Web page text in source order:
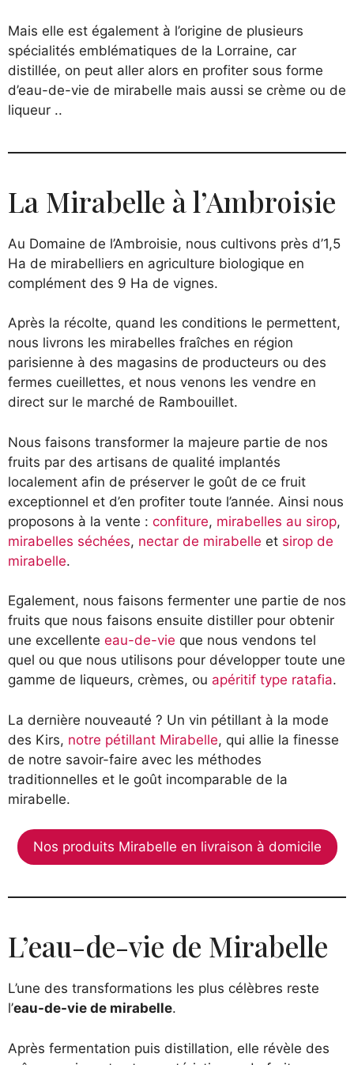
Mais elle est également à l’origine de plusieurs
spécialités emblématiques de la Lorraine, car
distillée, on peut aller alors en profiter sous forme
d’eau-de-vie de mirabelle mais aussi se crème ou de
liqueur ..
La Mirabelle à l’Ambroisie
Au Domaine de l’Ambroisie, nous cultivons près d’1,5
Ha de mirabelliers en agriculture biologique en
complément des 9 Ha de vignes.
Après la récolte, quand les conditions le permettent,
nous livrons les mirabelles fraîches en région
parisienne à des magasins de producteurs ou des
fermes cueillettes, et nous venons les vendre en
direct sur le marché de Rambouillet.
Nous faisons transformer la majeure partie de nos
fruits par des artisans de qualité implantés
localement afin de préserver le goût de ce fruit
exceptionnel et d’en profiter toute l’année. Ainsi nous
proposons à la vente : confiture, mirabelles au sirop,
mirabelles séchées, nectar de mirabelle et sirop de
mirabelle.
Egalement, nous faisons fermenter une partie de nos
fruits que nous faisons ensuite distiller pour obtenir
une excellente eau-de-vie que nous vendons tel
quel ou que nous utilisons pour développer toute une
gamme de liqueurs, crèmes, ou apéritif type ratafia.
La dernière nouveauté ? Un vin pétillant à la mode
des Kirs, notre pétillant Mirabelle, qui allie la finesse
de notre savoir-faire avec les méthodes
traditionnelles et le goût incomparable de la
mirabelle.
Nos produits Mirabelle en livraison à domicile
L’eau-de-vie de Mirabelle
L’une des transformations les plus célèbres reste
l’eau-de-vie de mirabelle.
Après fermentation puis distillation, elle révèle des